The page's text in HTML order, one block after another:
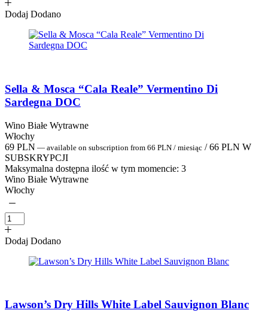
Dodaj Dodano
Sella & Mosca “Cala Reale” Vermentino Di
Sardegna DOC
Wino Białe Wytrawne
Włochy
69 PLN — available on subscription from 66 PLN / miesiąc / 66 PLN W
SUBSKRYPCJI
Maksymalna dostępna ilość w tym momencie: 3
Wino Białe Wytrawne
Włochy
Dodaj Dodano
Lawson’s Dry Hills White Label Sauvignon Blanc